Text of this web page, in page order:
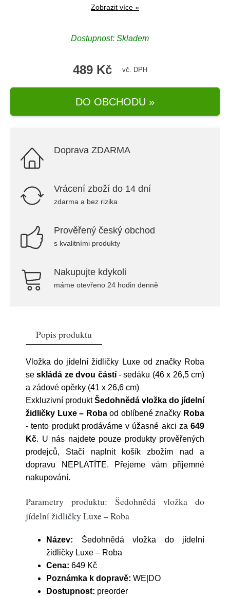
Zobrazit více »
Dostupnost: Skladem
489 Kč vč. DPH
DO OBCHODU »
Doprava ZDARMA
Vrácení zboží do 14 dní
zdarma a bez rizika
Prověřený český obchod
s kvalitními produkty
Nakupujte kdykoli
máme otevřeno 24 hodin denně
Popis produktu
Vložka do jídelní židličky Luxe od značky Roba
seskládá ze dvou částí- sedáku (46 x 26,5 cm)
a zádové opěrky (41 x 26,6 cm)
Exkluzivní produktŠedohnědá vložka do jídelní
židličky Luxe – Robaod oblíbené značky Roba
- tento produkt prodáváme v úžasné akci za 649
Kč. U nás najdete pouze produkty prověřených
prodejců, Stačí naplnit košík zbožím nad a
dopravu NEPLATÍTE. Přejeme vám příjemné
nakupování.
Parametry produktu: Šedohnědá vložka do
jídelní židličky Luxe – Roba
Název: Šedohnědá vložka do jídelní
židličky Luxe – Roba
Cena: 649 Kč
Poznámka k dopravě: WE|DO
Dostupnost: preorder